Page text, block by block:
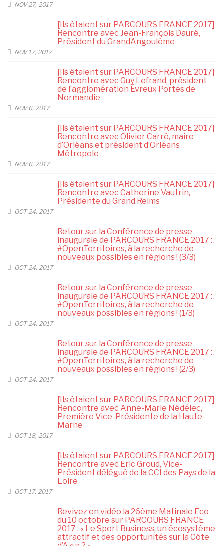
NOV 27, 2017
[Ils étaient sur PARCOURS FRANCE 2017]
Rencontre avec Jean-François Dauré,
Président du GrandAngoulême
NOV 17, 2017
[Ils étaient sur PARCOURS FRANCE 2017]
Rencontre avec Guy Lefrand, président
de l’agglomération Évreux Portes de
Normandie
NOV 6, 2017
[Ils étaient sur PARCOURS FRANCE 2017]
Rencontre avec Olivier Carré, maire
d’Orléans et président d’Orléans
Métropole
NOV 6, 2017
[Ils étaient sur PARCOURS FRANCE 2017]
Rencontre avec Catherine Vautrin,
Présidente du Grand Reims
OCT 24, 2017
Retour sur la Conférence de presse
inaugurale de PARCOURS FRANCE 2017 :
#OpenTerritoires, à la recherche de
nouveaux possibles en régions ! (3/3)
OCT 24, 2017
Retour sur la Conférence de presse
inaugurale de PARCOURS FRANCE 2017 :
#OpenTerritoires, à la recherche de
nouveaux possibles en régions ! (1/3)
OCT 24, 2017
Retour sur la Conférence de presse
inaugurale de PARCOURS FRANCE 2017 :
#OpenTerritoires, à la recherche de
nouveaux possibles en régions ! (2/3)
OCT 24, 2017
[Ils étaient sur PARCOURS FRANCE 2017]
Rencontre avec Anne-Marie Nédélec,
Première Vice-Présidente de la Haute-
Marne
OCT 18, 2017
[Ils étaient sur PARCOURS FRANCE 2017]
Rencontre avec Eric Groud, Vice-
Président délégué de la CCI des Pays de la
Loire
OCT 17, 2017
Revivez en vidéo la 26ème Matinale Eco
du 10 octobre sur PARCOURS FRANCE
2017 : « Le Sport Business, un écosystème
attractif et des opportunités sur la Côte